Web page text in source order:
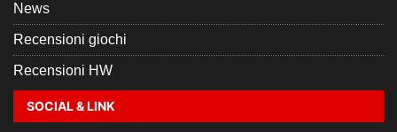
News
Recensioni giochi
Recensioni HW
SOCIAL & LINK